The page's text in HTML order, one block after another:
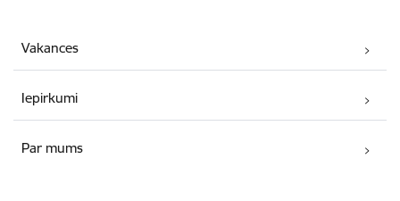
Vakances
Iepirkumi
Par mums